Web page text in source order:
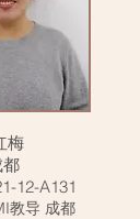
梅
都
12-A131
教导 成都